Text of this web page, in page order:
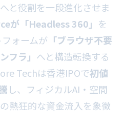
と役割を一段進化させま
が「Headless 360」 を
ォームが 「ブラウザ不要
フラ」 へと構造転換する
Techは香港IPOで初値
し、フィジカルAI・空間
熱狂的な資金流入を象徴